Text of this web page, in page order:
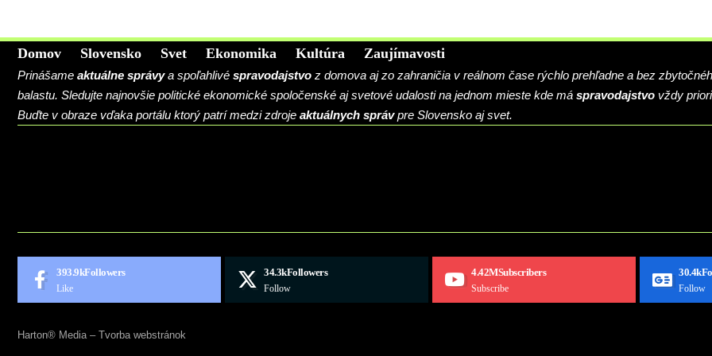
Domov Slovensko Svet Ekonomika Kultúra Zaujímavosti
Prinášame aktuálne správya spoľahlivé spravodajstvo z domova aj zo zahraničia v reálnom čase rýchlo prehľadne a bez
balastu. Sledujte najnovšie politické ekonomické spoločenské aj svetové udalosti na jednom mieste kde má spravodajstvo vždy
Buďte v obraze vďaka portálu ktorý patrí medzi zdroje aktuálnych správpre Slovensko aj svet.
393.9kFollowers
Like
34.3kFollowers
Follow
4.42MSubscribers
Subscribe
30.4k
Follow
Harton® Media – Tvorba webstránok